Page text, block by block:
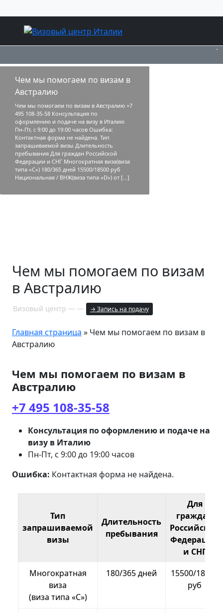
Чем мы помогаем по визам в
Австралию
Чем мы помогаем по визам в Австралию +7
495 108-35-58 Консультация по
оформлению и подаче на визу в Италию
Пн-Пт, с 9:00 до 19:00 часов Ошибка:
Контактная форма не найдена. Тип
запрашиваемой визы Длительность
пребывания Для граждан Российской
Федерации и СНГ Многократная виза(виза
типа «С») 180/365 дней 15500/18500 руб
Национальная / ВНЖ(виза типа «D») от […]
Чем мы помогаем по визам
в Австралию
Визовый центр — — → Запись на подачу
Главная страница » Чем мы помогаем по визам в
Австралию
Чем мы помогаем по визам в
Австралию
+7 495 108-35-58
Консультация по оформлению и подаче на
визу в Италию
Пн-Пт, с 9:00 до 19:00 часов
Ошибка: Контактная форма не найдена.
Тип
запрашиваемой
визы
Длительность
пребывания
Для
граждан
Российской
Федерации
и СНГ
Многократная
виза
(виза типа «С»)
180/365 дней
15500/18500
руб